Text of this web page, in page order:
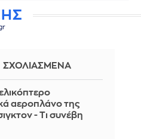
ΣΧΟΛΙΑΣΜΕΝΑ
αεροπλάνο της
- Τι συνέβη